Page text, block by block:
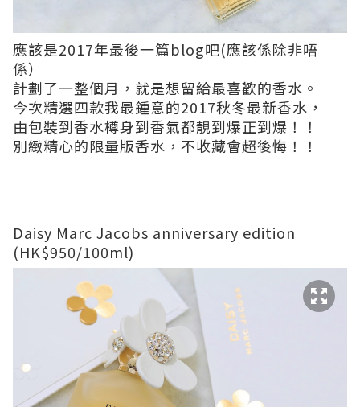
應該是2017年最後一篇blog吧(應該係除非唔
係）
計劃了一整個月，就是想留給最喜歡的香水。
今次精選四款我最鍾意的2017秋冬最新香水，
由包裝到香水樽身到香氣都靚到爆正到爆！！
別緻精心的限量版香水，不收藏會超後悔！！
Daisy Marc Jacobs anniversary edition
(HK$950/100ml)